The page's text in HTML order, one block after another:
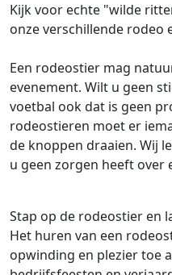
Kijk voor echte "wilde
onze verschillende rodeo
Een rodeostier mag
evenement. Wilt u geen
voetbal ook dat is geen
rodeostieren moet er
de knoppen draaien. Wij
u geen zorgen heeft over
Stap op de rodeostier en
Het huren van een
opwinding en plezier toe